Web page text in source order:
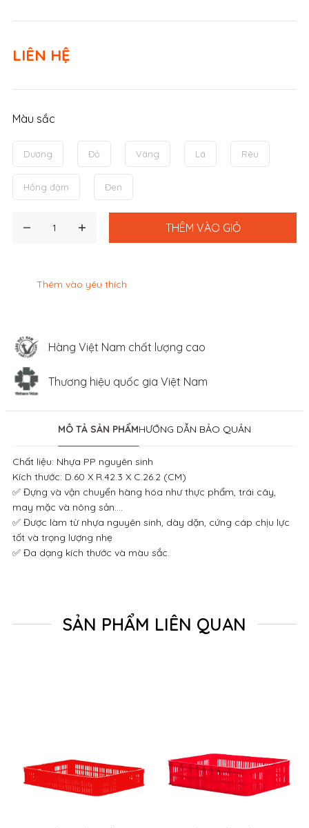
LIÊN HỆ
THÊM VÀO GIỎ
Thêm vào yêu thích
Hàng Việt Nam chất lượng cao
Thương hiệu quốc gia Việt Nam
Màu sắc
Dương Đỏ Vàng Lá Rêu
Hồng đậm Đen
MÔ TẢ SẢN PHẨMHƯỚNG DẪN BẢO QUẢN
Chất liệu: Nhựa PP nguyên sinh
Kích thước: D.60 X R.42.3 X C.26.2 (CM)
✅ Đựng và vận chuyển hàng hóa như thực phẩm, trái cây,
may mặc và nông sản....
✅ Được làm từ nhựa nguyên sinh, dày dặn, cứng cáp chịu lực
tốt và trọng lượng nhẹ
✅ Đa dạng kích thước và màu sắc.
SẢN PHẨM LIÊN QUAN